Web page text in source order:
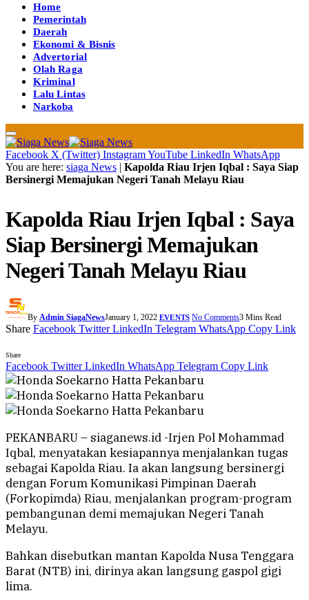
Home
Pemerintah
Daerah
Ekonomi & Bisnis
Advertorial
Olah Raga
Kriminal
Lalu Lintas
Narkoba
Facebook X (Twitter) InstagramYouTube LinkedIn WhatsApp
You are here: siaga News | Kapolda Riau Irjen Iqbal : Saya Siap
Bersinergi Memajukan Negeri Tanah Melayu Riau
Kapolda Riau Irjen Iqbal : Saya
Siap Bersinergi Memajukan
Negeri Tanah Melayu Riau
By Admin SiagaNewsJanuary 1, 2022 EVENTS No Comments3 Mins Read
Share Facebook Twitter LinkedIn Telegram WhatsApp Copy Link
Share
Facebook Twitter LinkedIn WhatsApp Telegram Copy Link
PEKANBARU – siaganews.id -Irjen Pol Mohammad
Iqbal, menyatakan kesiapannya menjalankan tugas
sebagai Kapolda Riau. Ia akan langsung bersinergi
dengan Forum Komunikasi Pimpinan Daerah
(Forkopimda) Riau, menjalankan program-program
pembangunan demi memajukan Negeri Tanah
Melayu.
Bahkan disebutkan mantan Kapolda Nusa Tenggara
Barat (NTB) ini, dirinya akan langsung gaspol gigi
lima.